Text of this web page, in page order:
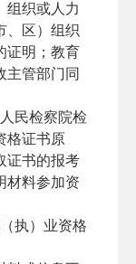
组织或人力
、区）组织
证明；教育
主管部门同
民检察院检
格证书原
证书的报考
材料参加资
执）业资格